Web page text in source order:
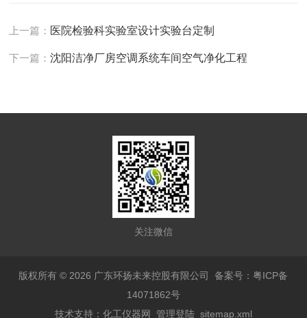
上一篇： 医院检验科实验室设计实验台定制
下一篇：沈阳洁净厂房空调系统车间空气净化工程
关注微信
版权所有 © 2026 广东环扬未来控股有限公司备案号：粤ICP备
14071862号
技术支持： 化工仪器网 管理登陆 sitemap.xml